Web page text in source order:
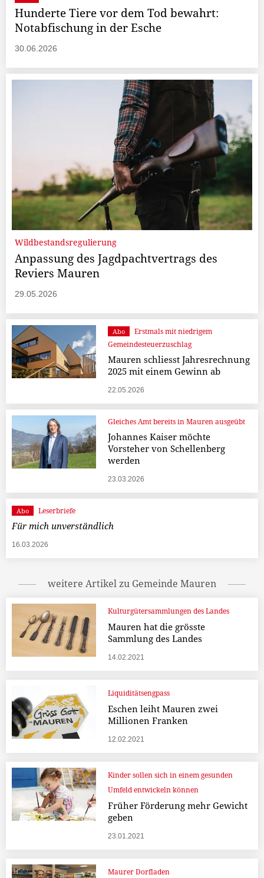
Hunderte Tiere vor dem Tod bewahrt:
Notabfischung in der Esche
30.06.2026
Wildbestandsregulierung
Anpassung des Jagdpachtvertrags des
Reviers Mauren
29.05.2026
Abo
Erstmals mit niedrigem
Gemeindesteuerzuschlag
Mauren schliesst Jahresrechnung
2025 mit einem Gewinn ab
22.05.2026
Gleiches Amt bereits in Mauren ausgeübt
Johannes Kaiser möchte
Vorsteher von Schellenberg
werden
23.03.2026
Abo Leserbriefe
Für mich unverständlich
16.03.2026
weitere Artikel zu Gemeinde Mauren
Kulturgütersammlungen des Landes
Mauren hat die grösste
Sammlung des Landes
14.02.2021
Liquiditätsengpass
Eschen leiht Mauren zwei
Millionen Franken
12.02.2021
Kinder sollen sich in einem gesunden
Umfeld entwickeln können
Früher Förderung mehr Gewicht
geben
23.01.2021
Maurer Dorfladen